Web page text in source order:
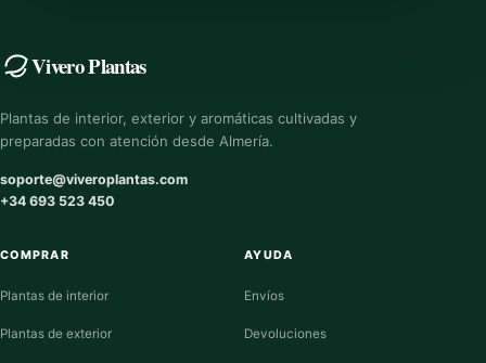
Vivero Plantas
Plantas de interior, exterior y aromáticas cultivadas y
preparadas con atención desde Almería.
soporte@viveroplantas.com
+34 693 523 450
COMPRAR
Plantas de interior
Plantas de exterior
AYUDA
Envíos
Devoluciones